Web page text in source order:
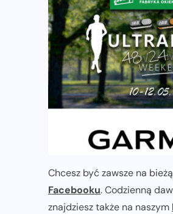
Chcesz być zawsze na
Facebooku. Codzienną
znajdziesz także na naszym